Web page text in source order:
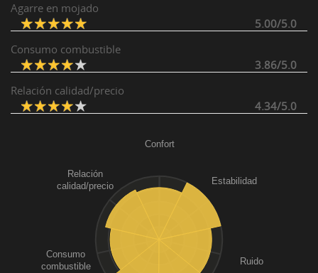
Agarre en mojado
5.00/5.0
Consumo combustible
3.86/5.0
Relación calidad/precio
4.34/5.0
Confort
Estabilidad
Ruido
Consumo
combustible
Relación
calidad/precio